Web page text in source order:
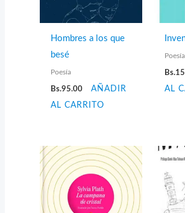
Hombres a los que
besé
Poesía
Bs.95.00
AÑADIR
AL CARRITO
Poesía
Bs.
AL